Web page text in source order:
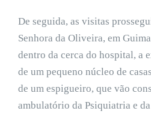
De seguida, as visitas
Senhora da Oliveira, em
dentro da cerca do hospital, a
de um pequeno núcleo de
de um espigueiro, que vão
ambulatório da Psiquiatria e